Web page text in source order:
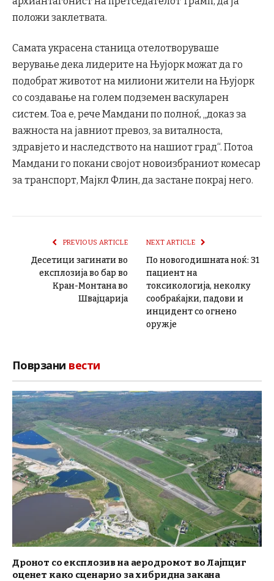
положи заклетвата.
Самата украсена станица отелотворуваше
верување дека лидерите на Њујорк можат да го
подобрат животот на милиони жители на Њујорк
со создавање на голем подземен васкуларен
систем. Тоа е, рече Мамдани по полноќ, „доказ за
важноста на јавниот превоз, за ​​виталноста,
здравјето и наследството на нашиот град“. Потоа
Мамдани го покани својот новоизбраниот комесар
за транспорт, Мајкл Флин, да застане покрај него.
PREVIOUS ARTICLE
Десетици загинати во
експлозија во бар во
Кран-Монтана во
Швајцарија
NEXT ARTICLE
По новогодишната ноќ: 31
пациент на
токсикологија, неколку
сообраќајки, падови и
инцидент со огнено
оружје
Поврзани вести
Дронот со експлозив на аеродромот во Лајпциг
оценет како сценарио за хибридна закана